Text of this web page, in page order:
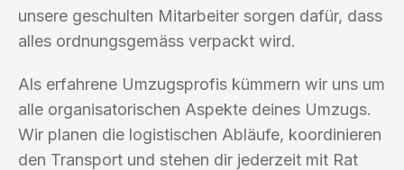
unsere geschulten Mitarbeiter sorgen dafür, dass
alles ordnungsgemäss verpackt wird.
Als erfahrene Umzugsprofis kümmern wir uns um
alle organisatorischen Aspekte deines Umzugs.
Wir planen die logistischen Abläufe, koordinieren
den Transport und stehen dir jederzeit mit Rat